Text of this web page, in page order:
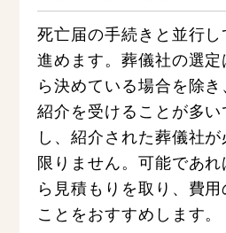
死亡届の手続きと並行
進めます。葬儀社の選
ら決めている場合を除
紹介を受けることが多
し、紹介された葬儀社
限りません。可能であ
ら見積もりを取り、費
ことをおすすめします。